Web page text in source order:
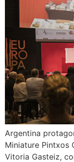
Argentina
Miniature Pintxos
Vitoria Gasteiz,